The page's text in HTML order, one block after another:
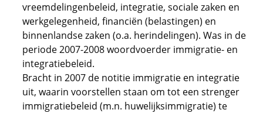
vreemdelingenbeleid, integratie, sociale zaken en
werkgelegenheid, financiën (belastingen) en
binnenlandse zaken (o.a. herindelingen). Was in de
periode 2007-2008 woordvoerder immigratie- en
integratiebeleid.
Bracht in 2007 de notitie immigratie en integratie
uit, waarin voorstellen staan om tot een strenger
immigratiebeleid (m.n. huwelijksimmigratie) te